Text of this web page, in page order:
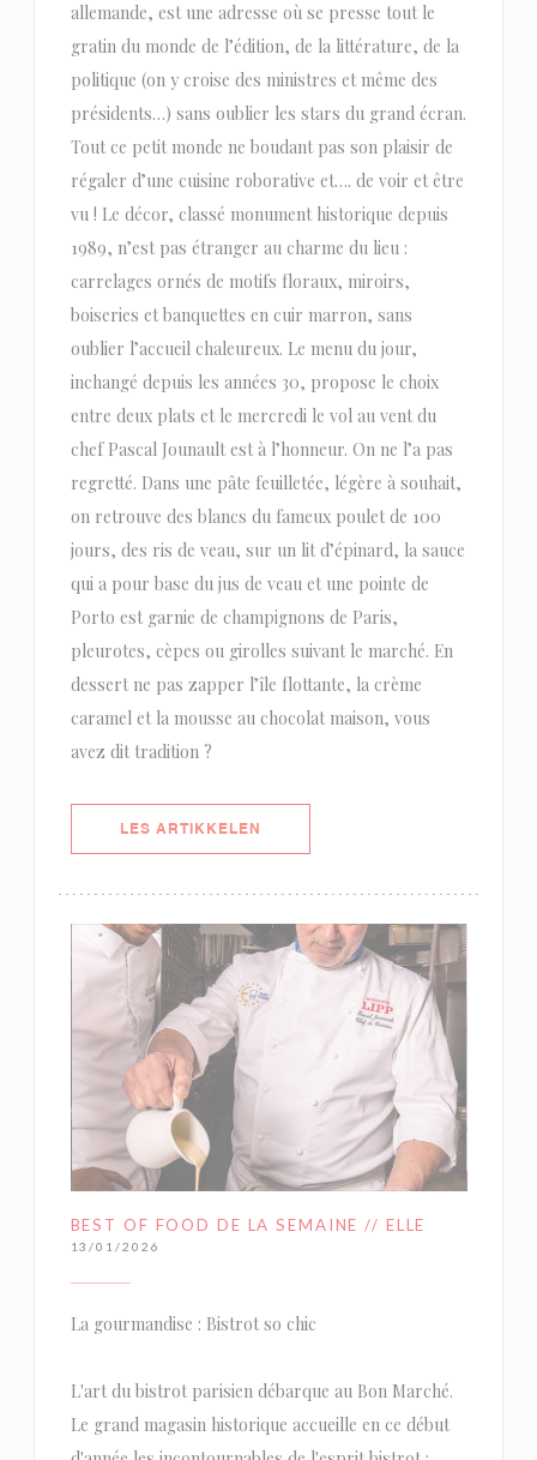
allemande, est une adresse où se presse tout le
gratin du monde de l’édition, de la littérature, de la
politique (on y croise des ministres et même des
présidents…) sans oublier les stars du grand écran.
Tout ce petit monde ne boudant pas son plaisir de
régaler d’une cuisine roborative et…. de voir et être
vu ! Le décor, classé monument historique depuis
1989, n’est pas étranger au charme du lieu :
carrelages ornés de motifs floraux, miroirs,
boiseries et banquettes en cuir marron, sans
oublier l’accueil chaleureux. Le menu du jour,
inchangé depuis les années 30, propose le choix
entre deux plats et le mercredi le vol au vent du
chef Pascal Jounault est à l’honneur. On ne l’a pas
regretté. Dans une pâte feuilletée, légère à souhait,
on retrouve des blancs du fameux poulet de 100
jours, des ris de veau, sur un lit d’épinard, la sauce
qui a pour base du jus de veau et une pointe de
Porto est garnie de champignons de Paris,
pleurotes, cèpes ou girolles suivant le marché. En
dessert ne pas zapper l’île flottante, la crème
caramel et la mousse au chocolat maison, vous
avez dit tradition ?
LES ARTIKKELEN
BEST OF FOOD DE LA SEMAINE // ELLE
13/01/2026
La gourmandise : Bistrot so chic
L'art du bistrot parisien débarque au Bon Marché.
Le grand magasin historique accueille en ce début